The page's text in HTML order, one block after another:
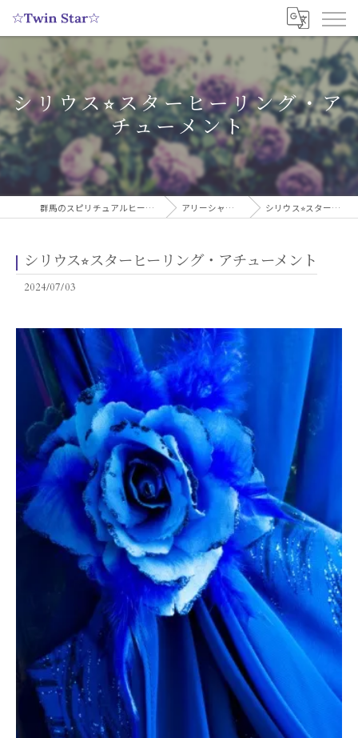
シリウス⭐︎スターヒーリング・ア
チューメント
群馬のスピリチュアルヒーリングサロンなら実績多数の☆Twin Star☆ アリーシャのスピリチュアルブログ シリウス⭐︎スターヒーリング・アチューメント
シリウス⭐︎スターヒーリング・アチューメント
2024/07/03